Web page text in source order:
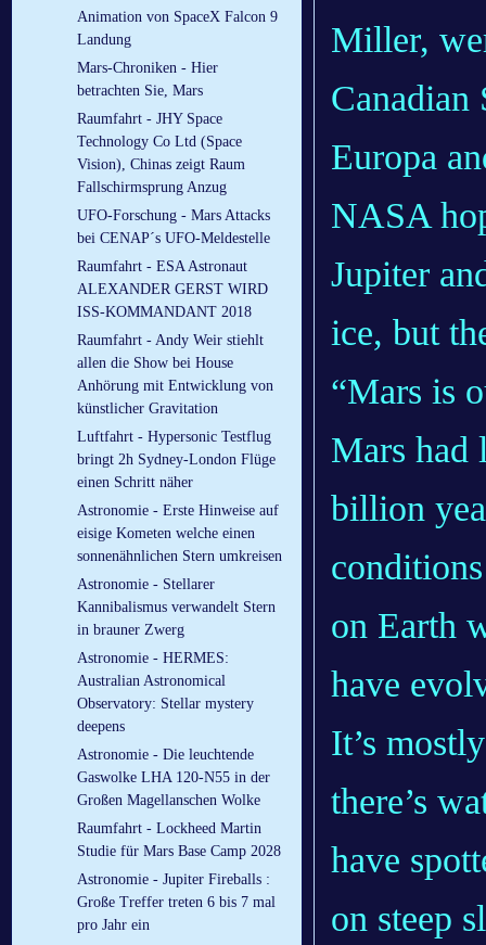
Animation von SpaceX Falcon 9
Landung
Mars-Chroniken - Hier
betrachten Sie, Mars
Raumfahrt - JHY Space
Technology Co Ltd (Space
Vision), Chinas zeigt Raum
Fallschirmsprung Anzug
UFO-Forschung - Mars Attacks
bei CENAP´s UFO-Meldestelle
Raumfahrt - ESA Astronaut
ALEXANDER GERST WIRD
ISS-KOMMANDANT 2018
Raumfahrt - Andy Weir stiehlt
allen die Show bei House
Anhörung mit Entwicklung von
künstlicher Gravitation
Luftfahrt - Hypersonic Testflug
bringt 2h Sydney-London Flüge
einen Schritt näher
Astronomie - Erste Hinweise auf
eisige Kometen welche einen
sonnenähnlichen Stern umkreisen
Astronomie - Stellarer
Kannibalismus verwandelt Stern
in brauner Zwerg
Astronomie - HERMES:
Australian Astronomical
Observatory: Stellar mystery
deepens
Astronomie - Die leuchtende
Gaswolke LHA 120-N55 in der
Großen Magellanschen Wolke
Raumfahrt - Lockheed Martin
Studie für Mars Base Camp 2028
Astronomie - Jupiter Fireballs :
Große Treffer treten 6 bis 7 mal
pro Jahr ein
Miller,
Canadian
Europa
NASA
Jupiter
ice, but
“Mars is
Mars had
billion
on Earth
have
It’s
there’s
have
on steep